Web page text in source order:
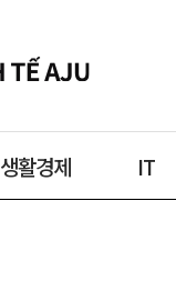
생활경제 IT